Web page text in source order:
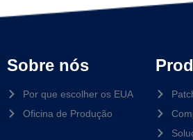
Sobre nós
Por que escolher os EUA
Oficina de Produção